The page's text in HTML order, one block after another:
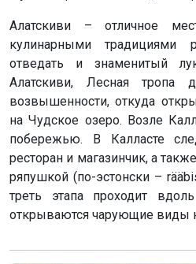
Алатскиви – отличное
кулинарными традициями
отведать и знаменитый
Алатскиви, Лесная тропа
возвышенности, откуда
на Чудское озеро. Возле
побережью. В Калласте
ресторан и магазинчик, а
ряпушкой (по-эстонски –
треть этапа проходит
открываются чарующие виды